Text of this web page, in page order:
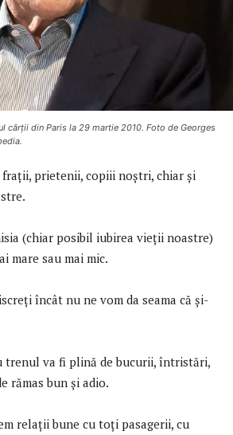
cărții din Paris la 29 martie 2010. Foto de Georges
prietenii, copiii noștri, chiar și
(chiar posibil iubirea vieții noastre)
mare sau mai mic.
încât nu ne vom da seama că și-
trenul va fi plină de bucurii, întristări,
rămas bun și adio.
relații bune cu toți pasagerii, cu